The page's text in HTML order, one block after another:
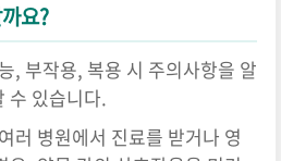
요?
, 부작용, 복용 시 주의사항을 알
수 있습니다.
러 병원에서 진료를 받거나 영